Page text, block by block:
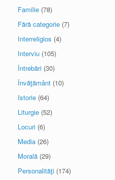
Familie (78)
Fără categorie (7)
Interreligios (4)
Interviu (105)
Întrebări (30)
Învăţământ (10)
Istorie (64)
Liturgie (52)
Locuri (6)
Media (26)
Morală (29)
Personalităţi (174)